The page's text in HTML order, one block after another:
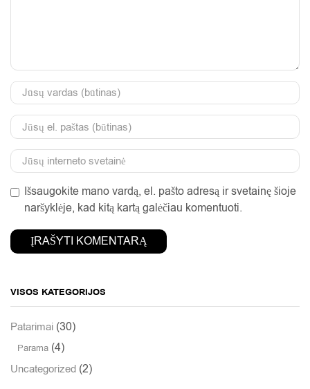
Išsaugokite mano vardą, el. pašto adresą ir svetainę šioje
naršyklėje, kad kitą kartą galėčiau komentuoti.
VISOS KATEGORIJOS
Patarimai (30)
Parama (4)
Uncategorized (2)